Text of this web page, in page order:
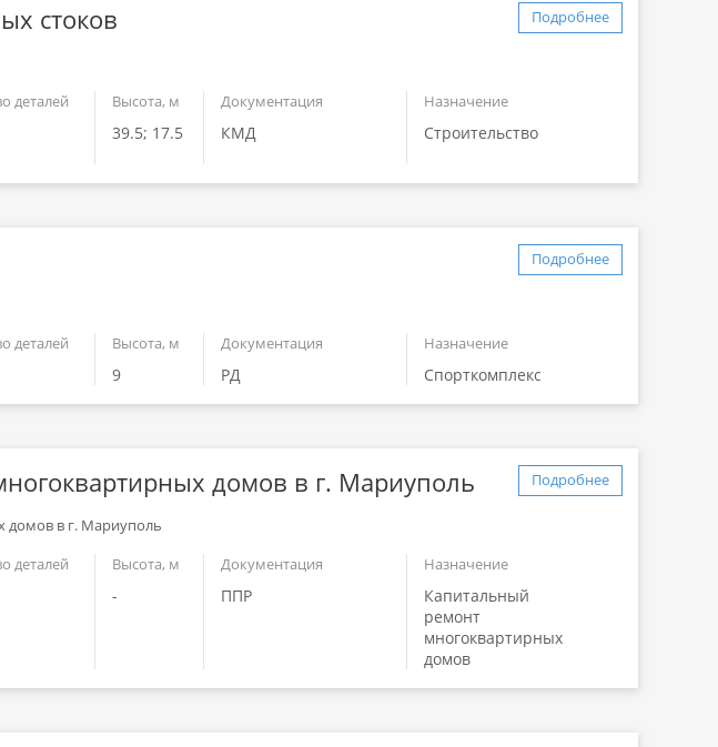
Подробнее
стоков
деталей Высота, м
39.5; 17.5
Документация
КМД
Назначение
Строительство
Подробнее
деталей Высота, м
9
Документация
РД
Назначение
Спорткомплекс
Подробнее
домов в г. Мариуполь
деталей Высота, м
-
Документация
ППР
Назначение
Капитальный
ремонт
многоквартирных
домов